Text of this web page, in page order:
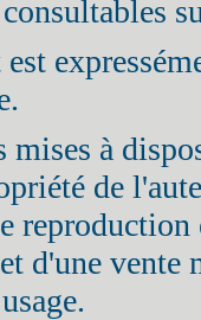
mises à
de
d'une vente